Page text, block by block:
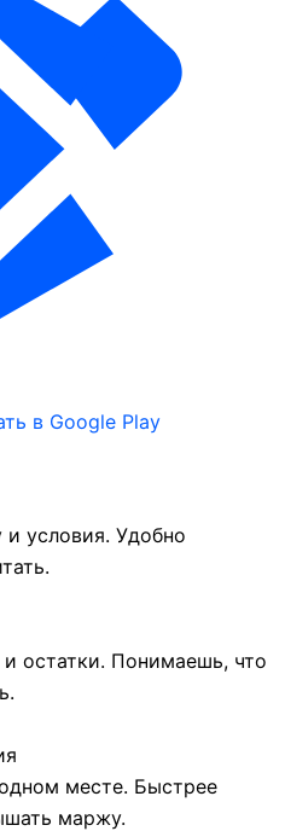
в Google Play
условия. Удобно
остатки. Понимаешь, что
месте. Быстрее
маржу.